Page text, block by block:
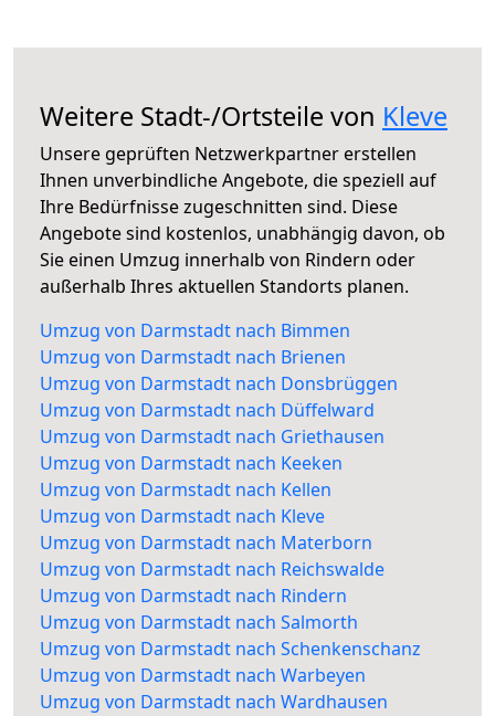
Weitere Stadt-/Ortsteile von Kleve
Unsere geprüften Netzwerkpartner erstellen
Ihnen unverbindliche Angebote, die speziell auf
Ihre Bedürfnisse zugeschnitten sind. Diese
Angebote sind kostenlos, unabhängig davon, ob
Sie einen Umzug innerhalb von Rindern oder
außerhalb Ihres aktuellen Standorts planen.
Umzug von Darmstadt nach Bimmen
Umzug von Darmstadt nach Brienen
Umzug von Darmstadt nach Donsbrüggen
Umzug von Darmstadt nach Düffelward
Umzug von Darmstadt nach Griethausen
Umzug von Darmstadt nach Keeken
Umzug von Darmstadt nach Kellen
Umzug von Darmstadt nach Kleve
Umzug von Darmstadt nach Materborn
Umzug von Darmstadt nach Reichswalde
Umzug von Darmstadt nach Rindern
Umzug von Darmstadt nach Salmorth
Umzug von Darmstadt nach Schenkenschanz
Umzug von Darmstadt nach Warbeyen
Umzug von Darmstadt nach Wardhausen